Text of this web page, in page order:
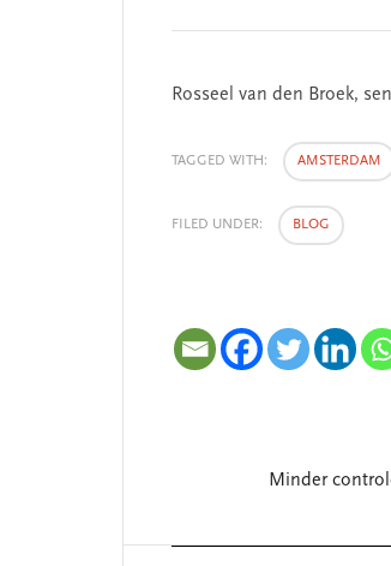
Rosseel van den Broek,
TAGGED WITH: AMSTERDAM
FILED UNDER: BLOG
Minder